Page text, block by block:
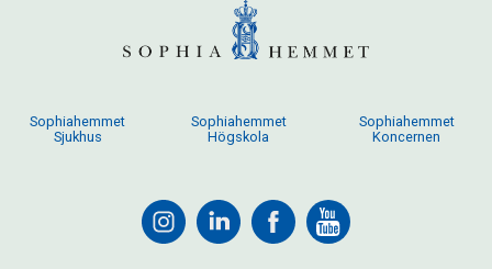
Sophiahemmet
Sjukhus
Sophiahemmet
Högskola
Sophiahemmet
Koncernen